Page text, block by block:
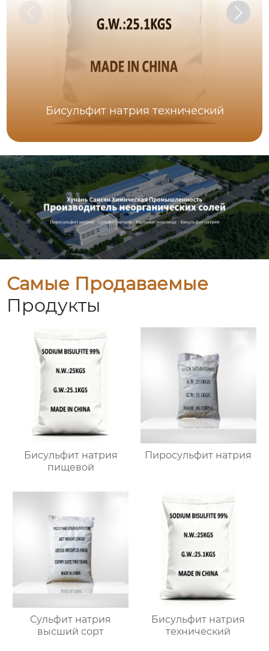
Бисульфит натрия технический
Самые Продаваемые
Продукты
Бисульфит натрия
пищевой
Пиросульфит натрия
Сульфит натрия
высший сорт
Бисульфит натрия
технический